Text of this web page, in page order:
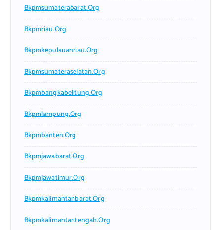
Bkpmsumaterabarat.org
Bkpmriau.org
Bkpmkepulauanriau.org
Bkpmsumateraselatan.org
Bkpmbangkabelitung.org
Bkpmlampung.org
Bkpmbanten.org
Bkpmjawabarat.org
Bkpmjawatimur.org
Bkpmkalimantanbarat.org
Bkpmkalimantantengah.org